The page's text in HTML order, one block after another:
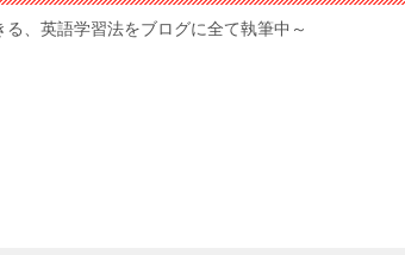
、英語学習法をブログに全て執筆中～